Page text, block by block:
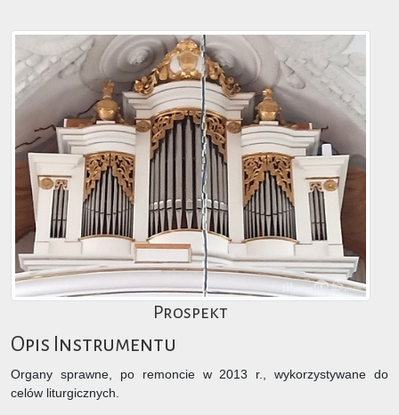
Prospekt
Opis Instrumentu
Organy sprawne, po remoncie w 2013 r., wykorzystywane do
celów liturgicznych.